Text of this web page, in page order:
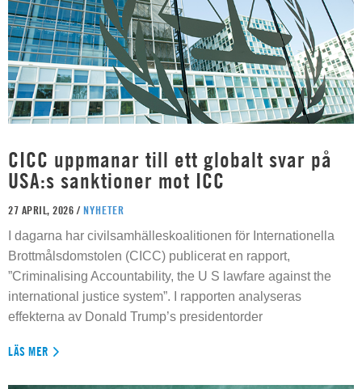
CICC uppmanar till ett globalt svar på
USA:s sanktioner mot ICC
27 APRIL, 2026 / NYHETER
I dagarna har civilsamhälleskoalitionen för Internationella
Brottmålsdomstolen (CICC) publicerat en rapport,
”Criminalising Accountability, the U S lawfare against the
international justice system”. I rapporten analyseras
effekterna av Donald Trump’s presidentorder
LÄS MER